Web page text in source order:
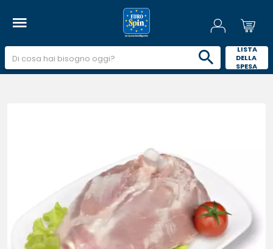
LISTA
DELLA
SPESA